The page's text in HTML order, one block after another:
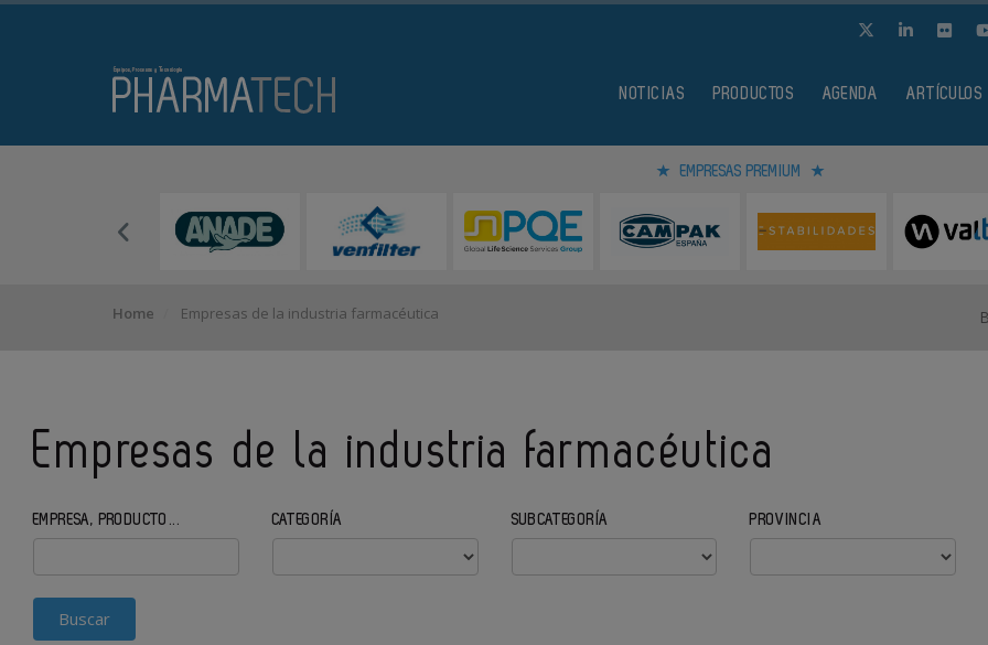
NOTICIAS PRODUCTOS AGENDA ARTÍCULOS
EMPRESAS PREMIUM
Home Empresas de la industria farmacéutica
Empresas de la industria farmacéutica
EMPRESA, PRODUCTO... CATEGORÍA SUBCATEGORÍA PROVINCIA